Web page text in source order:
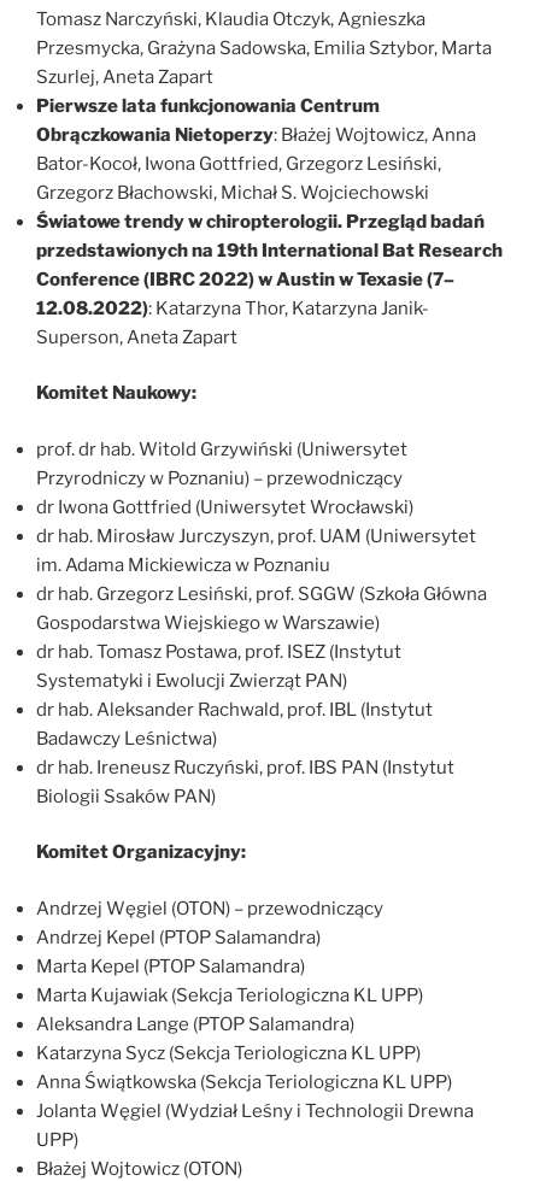
Tomasz Narczyński, Klaudia Otczyk, Agnieszka
Przesmycka, Grażyna Sadowska, Emilia Sztybor, Marta
Szurlej, Aneta Zapart
Pierwsze lata funkcjonowania Centrum
Obrączkowania Nietoperzy: Błażej Wojtowicz, Anna
Bator-Kocoł, Iwona Gottfried, Grzegorz Lesiński,
Grzegorz Błachowski, Michał S. Wojciechowski
Światowe trendy w chiropterologii. Przegląd badań
przedstawionych na 19th International Bat Research
Conference (IBRC 2022) w Austin w Texasie (7–
12.08.2022): Katarzyna Thor, Katarzyna Janik-
Superson, Aneta Zapart
Komitet Naukowy:
prof. dr hab. Witold Grzywiński (Uniwersytet
Przyrodniczy w Poznaniu) – przewodniczący
dr Iwona Gottfried (Uniwersytet Wrocławski)
dr hab. Mirosław Jurczyszyn, prof. UAM (Uniwersytet
im. Adama Mickiewicza w Poznaniu
dr hab. Grzegorz Lesiński, prof. SGGW (Szkoła Główna
Gospodarstwa Wiejskiego w Warszawie)
dr hab. Tomasz Postawa, prof. ISEZ (Instytut
Systematyki i Ewolucji Zwierząt PAN)
dr hab. Aleksander Rachwald, prof. IBL (Instytut
Badawczy Leśnictwa)
dr hab. Ireneusz Ruczyński, prof. IBS PAN (Instytut
Biologii Ssaków PAN)
Komitet Organizacyjny:
Andrzej Węgiel (OTON) – przewodniczący
Andrzej Kepel (PTOP Salamandra)
Marta Kepel (PTOP Salamandra)
Marta Kujawiak (Sekcja Teriologiczna KL UPP)
Aleksandra Lange (PTOP Salamandra)
Katarzyna Sycz (Sekcja Teriologiczna KL UPP)
Anna Świątkowska (Sekcja Teriologiczna KL UPP)
Jolanta Węgiel (Wydział Leśny i Technologii Drewna
UPP)
Błażej Wojtowicz (OTON)